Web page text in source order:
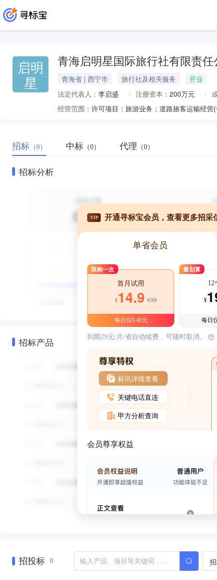
启明
星
青海启明星国际旅行社有限责任
青海省 | 西宁市 旅行社及相关服务
开业
法定代表人： 李启盛 注册资本： 200万元
经营范围：
招标 （0） 中标 （0） 代理 （0）
招标分析
招标产品
VIP 开通寻标宝会员，查看更多招采
单省会员
限购一次
首月试用
¥14.9 ¥39
每日仅0.48元
最划算
12
¥
每日
到期29元/月/省自动续费，可随时取消。
标讯详情查看
关键电话直连
甲方分析查询
会员尊享权益
招投标 0